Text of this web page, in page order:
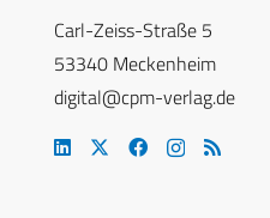
Carl-Zeiss-Straße 5
53340 Meckenheim
digital@cpm-verlag.de